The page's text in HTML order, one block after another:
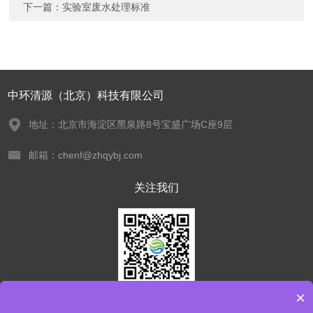
下一篇： 实验室废水处理标准
中环清源（北京）科技有限公司
地址：北京市海淀区黑泉路8号宝盛广场C座9层
邮箱：chenf@zhqybj.com
关注我们
×